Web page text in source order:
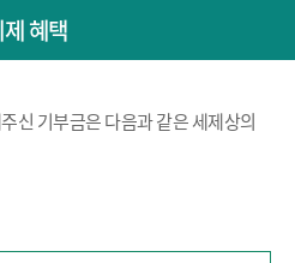
혜택
신 기부금은 다음과 같은 세제상의